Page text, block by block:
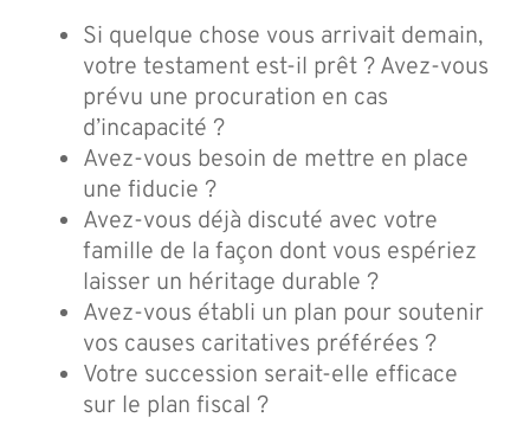
Si quelque chose vous arrivait demain,
votre testament est-il prêt ? Avez-vous
prévu une procuration en cas
d’incapacité ?
Avez-vous besoin de mettre en place
une fiducie ?
Avez-vous déjà discuté avec votre
famille de la façon dont vous espériez
laisser un héritage durable ?
Avez-vous établi un plan pour soutenir
vos causes caritatives préférées ?
Votre succession serait-elle efficace
sur le plan fiscal ?